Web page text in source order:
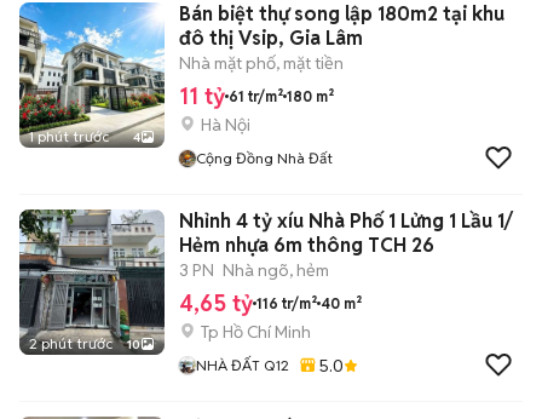
1 phút trước 4
Bán biệt thự song lập 180m2 tại khu
đô thị Vsip, Gia Lâm
Nhà mặt phố, mặt tiền
11 tỷ 61 tr/m² 180 m²
Hà Nội
Cộng Đồng Nhà Đất
2 phút trước 10
Nhỉnh 4 tỷ xíu Nhà Phố 1 Lửng 1 Lầu 1/
Hẻm nhựa 6m thông TCH 26
3 PN Nhà ngõ, hẻm
4,65 tỷ 116 tr/m² 40 m²
Tp Hồ Chí Minh
NHÀ ĐẤT Q12 5.0